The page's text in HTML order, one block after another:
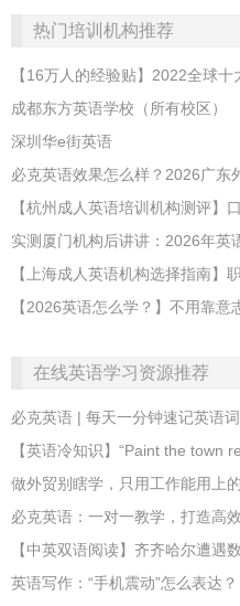
热门培训机构推荐
成都东方英语学校（所有校区）
深圳华e街英语
【杭州成人英语培训机构测评】
在线英语学习资源推荐
必克英语 | 每天一分钟速记英语
【英语冷知识】“Paint the town
做外贸别瞎学，只用工作能用上
必克英语：一对一教学，打造高
【中英双语阅读】齐齐哈尔遭遇
英语写作：“手机震动”怎么表达？